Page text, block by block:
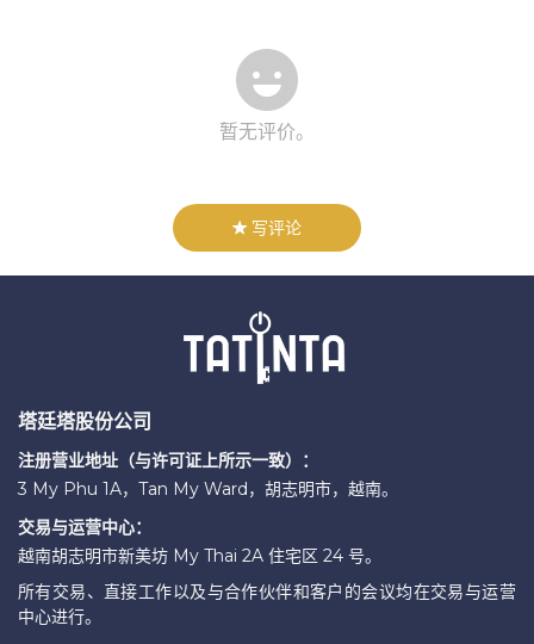
暂无评价。
写评论
塔廷塔股份公司
注册营业地址（与许可证上所示一致）：
3 My Phu 1A，Tan My Ward，胡志明市，越南。
交易与运营中心：
越南胡志明市新美坊 My Thai 2A 住宅区 24 号。
所有交易、直接工作以及与合作伙伴和客户的会议均在交易与运营
中心进行。